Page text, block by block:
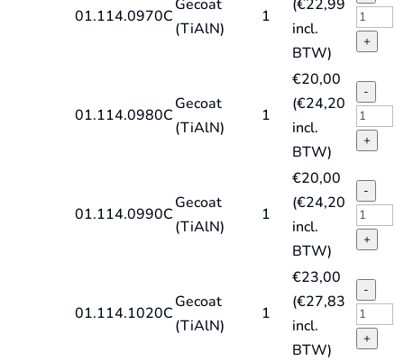
type
HD-
TiAlN
01.114.0970C
Gecoat
(TiAlN)
1
(€22,99
incl.
BTW)
HSS-
E
type
HD-
TiAlN
+
01.114.0980C
Gecoat
(TiAlN)
1
€20,00
(€24,20
incl.
BTW)
-
HSS-
E
type
HD-
TiAlN
+
01.114.0990C
Gecoat
(TiAlN)
1
€20,00
(€24,20
incl.
BTW)
-
HSS-
E
type
HD-
+
01.114.1020C
Gecoat
(TiAlN)
1
€23,00
(€27,83
incl.
BTW)
-
HSS-
E +